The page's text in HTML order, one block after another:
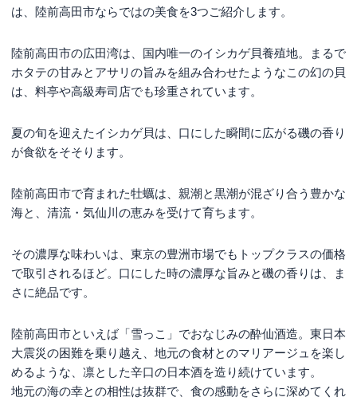
は、陸前高田市ならではの美食を3つご紹介します。
陸前高田市の広田湾は、国内唯一のイシカゲ貝養殖地。まるで
ホタテの甘みとアサリの旨みを組み合わせたようなこの幻の貝
は、料亭や高級寿司店でも珍重されています。
夏の旬を迎えたイシカゲ貝は、口にした瞬間に広がる磯の香り
が食欲をそそります。
陸前高田市で育まれた牡蠣は、親潮と黒潮が混ざり合う豊かな
海と、清流・気仙川の恵みを受けて育ちます。
その濃厚な味わいは、東京の豊洲市場でもトップクラスの価格
で取引されるほど。口にした時の濃厚な旨みと磯の香りは、ま
さに絶品です。
陸前高田市といえば「雪っこ」でおなじみの酔仙酒造。東日本
大震災の困難を乗り越え、地元の食材とのマリアージュを楽し
めるような、凛とした辛口の日本酒を造り続けています。
地元の海の幸との相性は抜群で、食の感動をさらに深めてくれ